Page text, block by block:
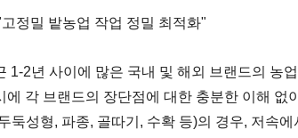
정밀 밭농업 작업 정밀 최적화"
1-2년 사이에 많은 국내 및 해외 브랜드의 농
에 각 브랜드의 장단점에 대한 충분한 이해 없
둑성형, 파종, 골따기, 수확 등)의 경우, 저속